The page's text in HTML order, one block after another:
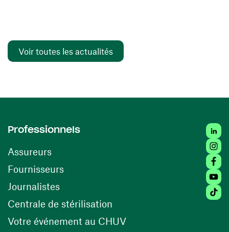
Voir toutes les actualités
Professionnels
Assureurs
Fournisseurs(ouvre une nouvelle fenêtre)
Journalistes
Centrale de stérilisation (ouvre une nouvelle
Votre événement au CHUV(ouvre une nouvelle